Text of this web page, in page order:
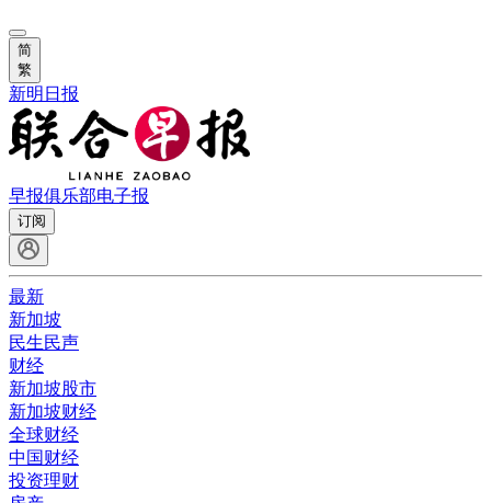
简
繁
新明日报
早报俱乐部电子报
订阅
最新
新加坡
民生民声
财经
新加坡股市
新加坡财经
全球财经
中国财经
投资理财